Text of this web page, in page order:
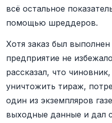
всё остальное
помощью шреддеров.
Хотя заказ был
предприятие не
рассказал, что
уничтожить тираж,
один из экземпляров
выходные данные и дал